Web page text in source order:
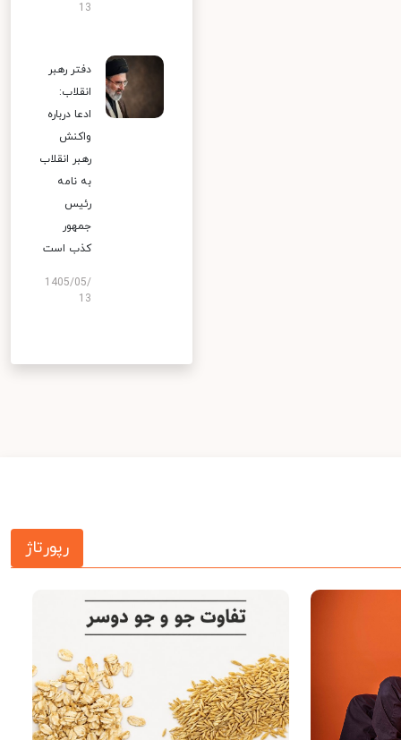
13
دفتر رهبر
انقلاب:
ادعا درباره
واکنش
رهبر انقلاب
به نامه
رئیس
جمهور
کذب است
1405/05/
13
رپورتاژ